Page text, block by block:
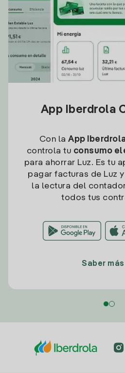
App Iberdrola
Con la App
controla tu consumo
para ahorrar Luz. Es tu
pagar facturas de Luz
la lectura del
todos tus
Saber más